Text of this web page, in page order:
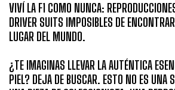
VIVÍ LA F1 COMO NUNCA:
DRIVER SUITS IMPOSIBLES DE
LUGAR DEL MUNDO.
¿TE IMAGINAS LLEVAR LA AUTÉNTICA
PIEL? DEJA DE BUSCAR. ESTO NO ES UNA